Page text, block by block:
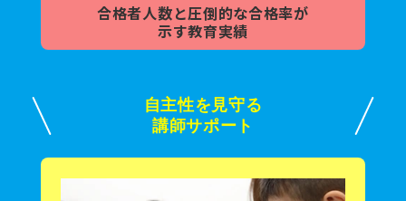
合格者人数と圧倒的な合格率が
示す教育実績
自主性を見守る
講師サポート